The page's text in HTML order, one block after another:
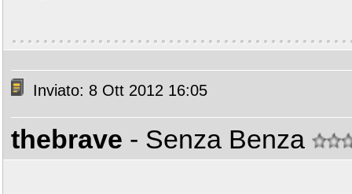
Inviato: 8 Ott 2012 16:05
thebrave - Senza Benza